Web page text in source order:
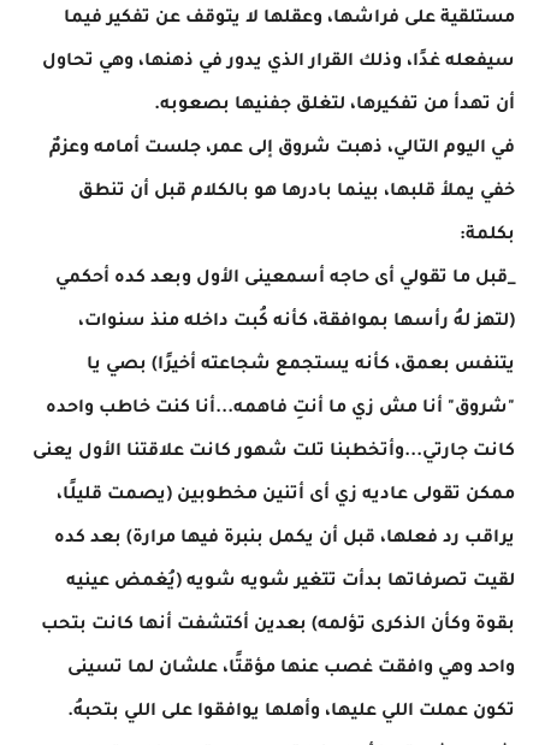
مستلقية على فراشها، وعقلها لا يتوقف عن تفكير فيما
سيفعله غدًا، وذلك القرار الذي يدور في ذهنها، وهي تحاول
أن تهدأ من تفكيرها، لتغلق جفنيها بصعوبه.
في اليوم التالي، ذهبت شروق إلى عمر، جلست أمامه وعزمٌ
خفي يملأ قلبها، بينما بادرها هو بالكلام قبل أن تنطق
بكلمة:
_قبل ما تقولي أى حاجه أسمعينى الأول وبعد كده أحكمي
(لتهز لهُ رأسها بموافقة، كأنه كُبت داخله منذ سنوات،
يتنفس بعمق، كأنه يستجمع شجاعته أخيرًا) بصي يا
"شروق" أنا مش زي ما أنتِ فاهمه...أنا كنت خاطب واحده
كانت جارتي...وأتخطبنا تلت شهور كانت علاقتنا الأول يعنى
ممكن تقولى عاديه زي أى أتنين مخطوبين (يصمت قليلًا،
يراقب رد فعلها، قبل أن يكمل بنبرة فيها مرارة) بعد كده
لقيت تصرفاتها بدأت تتغير شويه شويه (يُغمض عينيه
بقوة وكأن الذكرى تؤلمه) بعدين أكتشفت أنها كانت بتحب
واحد وهي وافقت غصب عنها مؤقتًا، علشان لما تسينى
تكون عملت اللي عليها، وأهلها يوافقوا على اللي بتحبهُ.